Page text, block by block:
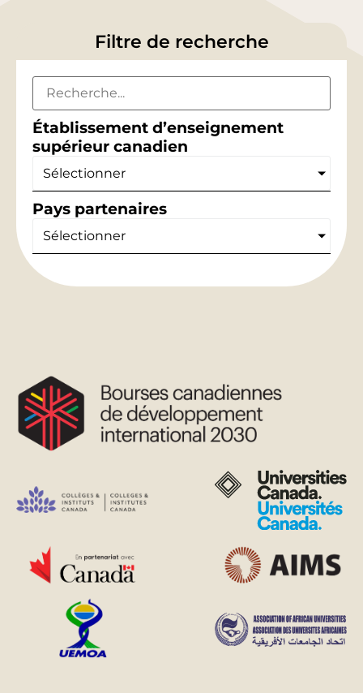
Filtre de recherche
Établissement d’enseignement
supérieur canadien
Sélectionner
Pays partenaires
Sélectionner